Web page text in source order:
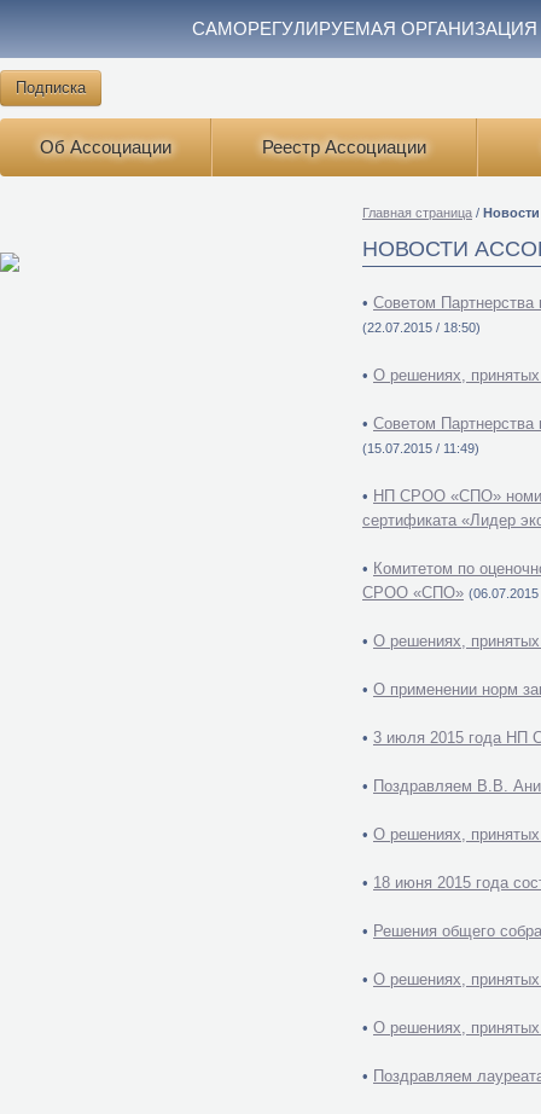
САМОРЕГУЛИРУЕМАЯ
Подписка
Об Ассоциации Реестр Ассоциации
Главная страница /
НОВОСТИ
• Советом
(22.07.2015 / 18:50)
• О решениях,
• Советом
(15.07.2015 / 11:49)
• НП СРОО «СПО»
сертификата «Лидер
• Комитетом по
СРОО «СПО»
• О решениях,
• О применении норм
• 3 июля 2015 года НП
• Поздравляем В.В.
• О решениях,
• 18 июня 2015 года
• Решения общего
• О решениях,
• О решениях,
• Поздравляем